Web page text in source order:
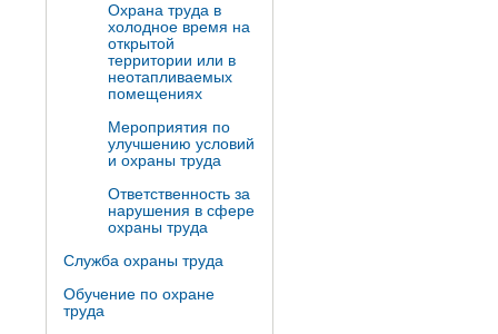
Охрана труда в
холодное время на
открытой
территории или в
неотапливаемых
помещениях
Мероприятия по
улучшению условий
и охраны труда
Ответственность за
нарушения в сфере
охраны труда
Служба охраны труда
Обучение по охране
труда